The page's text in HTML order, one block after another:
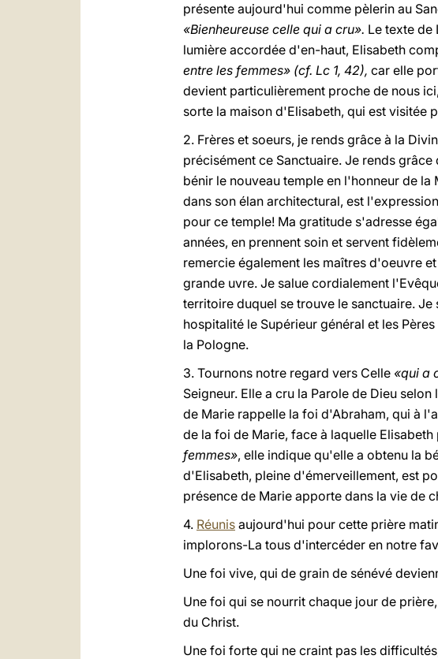
présente aujourd'hui comme pèlerin au
«Bienheureuse celle qui a cru». Le texte de
lumière accordée d'en-haut, Elisabeth
entre les femmes» (cf. Lc 1, 42), car elle
devient particulièrement proche de nous
sorte la maison d'Elisabeth, qui est visitée
2. Frères et soeurs, je rends grâce à la
précisément ce Sanctuaire. Je rends
bénir le nouveau temple en l'honneur de
dans son élan architectural, est
pour ce temple! Ma gratitude s'adresse
années, en prennent soin et servent
remercie également les maîtres d'oeuvre
grande uvre. Je salue cordialement
territoire duquel se trouve le sanctuaire.
hospitalité le Supérieur général et les
la Pologne.
3. Tournons notre regard vers Celle «qui a
Seigneur. Elle a cru la Parole de Dieu
de Marie rappelle la foi d'Abraham, qui à
de la foi de Marie, face à laquelle
femmes», elle indique qu'elle a obtenu la
d'Elisabeth, pleine d'émerveillement, est
présence de Marie apporte dans la vie de
4. Réunis aujourd'hui pour cette prière
implorons-La tous d'intercéder en notre
Une foi vive, qui de grain de sénévé
Une foi qui se nourrit chaque jour de
du Christ.
Une foi forte qui ne craint pas les